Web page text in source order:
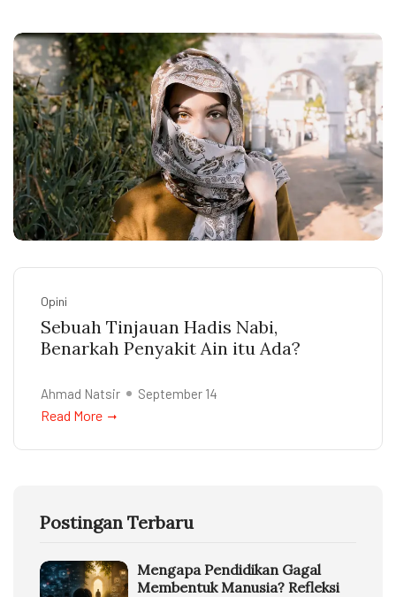
Opini
Sebuah Tinjauan Hadis Nabi,
Benarkah Penyakit Ain itu Ada?
Ahmad Natsir September 14
Read More
Postingan Terbaru
Mengapa Pendidikan Gagal
Membentuk Manusia? Refleksi